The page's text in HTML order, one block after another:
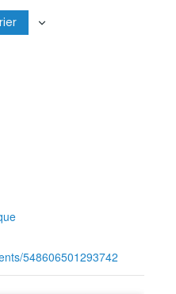
548606501293742